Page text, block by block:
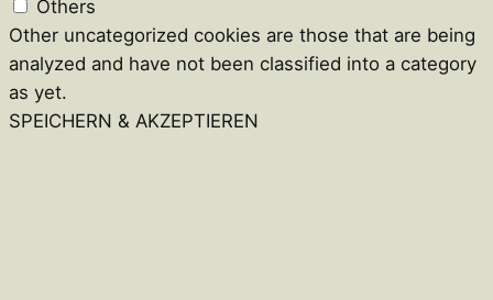
Others
Other uncategorized cookies are those that are being
analyzed and have not been classified into a category
as yet.
SPEICHERN & AKZEPTIEREN